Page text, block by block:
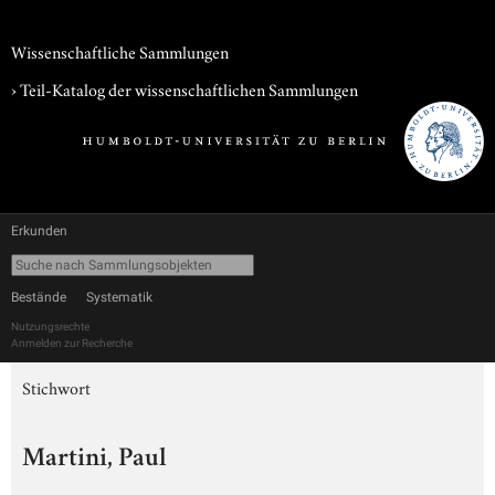
Wissenschaftliche Sammlungen
› Teil-Katalog der wissenschaftlichen Sammlungen
Erkunden
Bestände Systematik
Nutzungsrechte
Anmelden zur Recherche
Stichwort
Martini, Paul